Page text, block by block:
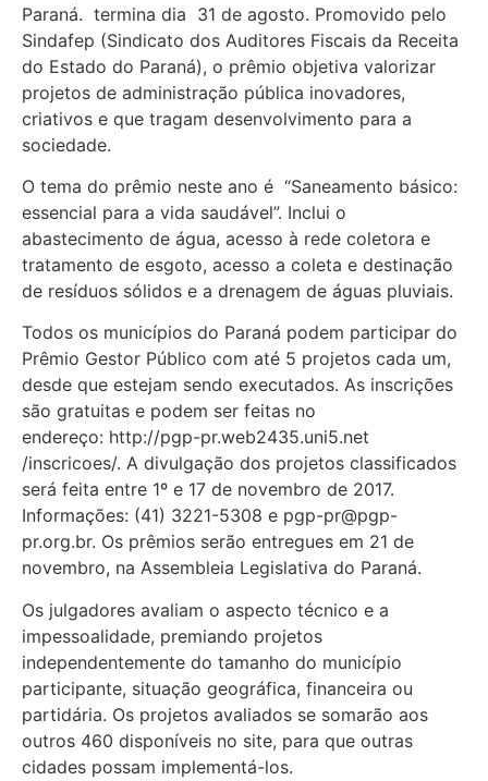
Paraná. termina dia 31 de agosto. Promovido pelo
Sindafep (Sindicato dos Auditores Fiscais da Receita
do Estado do Paraná), o prêmio objetiva valorizar
projetos de administração pública inovadores,
criativos e que tragam desenvolvimento para a
sociedade.
O tema do prêmio neste ano é “Saneamento básico:
essencial para a vida saudável”. Inclui o
abastecimento de água, acesso à rede coletora e
tratamento de esgoto, acesso a coleta e destinação
de resíduos sólidos e a drenagem de águas pluviais.
Todos os municípios do Paraná podem participar do
Prêmio Gestor Público com até 5 projetos cada um,
desde que estejam sendo executados. As inscrições
são gratuitas e podem ser feitas no
endereço: http://pgp-pr.web2435.uni5.net
/inscricoes/. A divulgação dos projetos classificados
será feita entre 1º e 17 de novembro de 2017.
Informações: (41) 3221-5308 e pgp-pr@pgp-
pr.org.br. Os prêmios serão entregues em 21 de
novembro, na Assembleia Legislativa do Paraná.
Os julgadores avaliam o aspecto técnico e a
impessoalidade, premiando projetos
independentemente do tamanho do município
participante, situação geográfica, financeira ou
partidária. Os projetos avaliados se somarão aos
outros 460 disponíveis no site, para que outras
cidades possam implementá-los.